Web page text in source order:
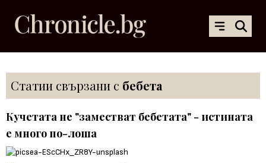
Статии свързани с бебета
Кучетата не "заместват бебетата" - истината
е много по-лоша